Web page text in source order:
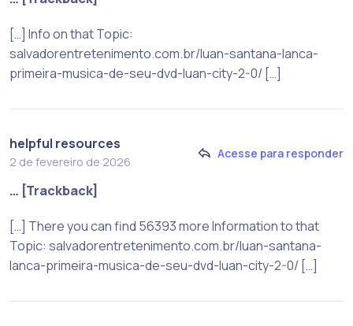
[…] Info on that Topic:
salvadorentretenimento.com.br/luan-santana-lanca-
primeira-musica-de-seu-dvd-luan-city-2-0/ […]
helpful resources
2 de fevereiro de 2026
Acesse para responder
… [Trackback]
[…] There you can find 56393 more Information to that
Topic: salvadorentretenimento.com.br/luan-santana-
lanca-primeira-musica-de-seu-dvd-luan-city-2-0/ […]